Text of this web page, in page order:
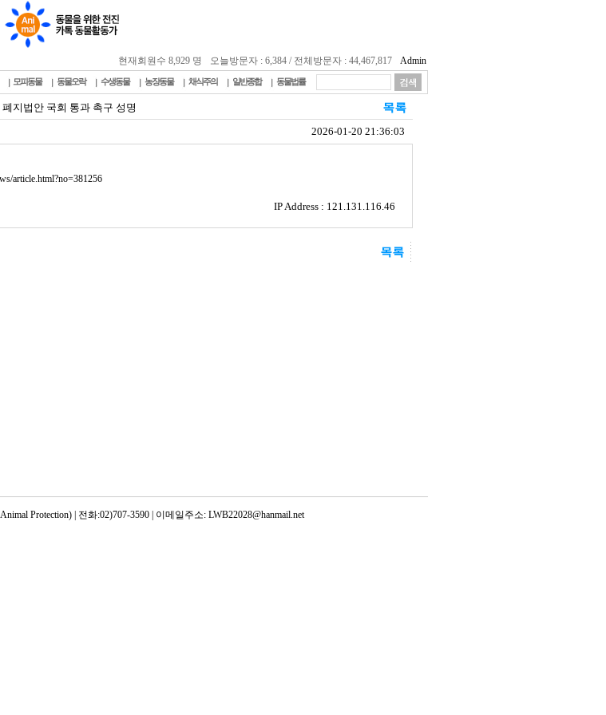
현재회원수 8,929 명 오늘방문자 : 6,384 / 전체방문자 : 44,467,817 Admin
모피동물 동물오락 수생동물 농장동물 채식주의 일반종합 동물법률
지법안 국회 통과 촉구 성명
2026-01-20 21:36:03
article.html?no=381256
IP Address : 121.131.116.46
Protection) | 전화:02)707-3590 | 이메일주소: LWB22028@hanmail.net